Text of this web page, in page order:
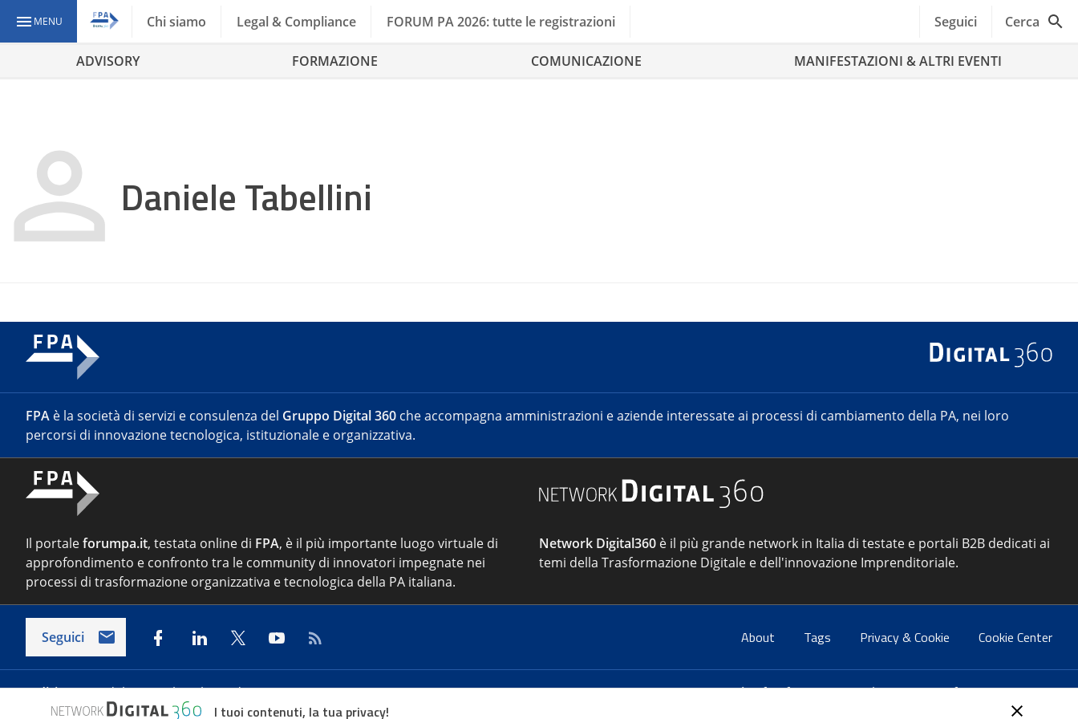
MENU Chi siamo Legal & Compliance FORUM PA 2026: tutte le registrazioni Seguici Cerca
ADVISORY FORMAZIONE COMUNICAZIONE MANIFESTAZIONI & ALTRI EVENTI
Daniele Tabellini
FPA è la società di servizi e consulenza del Gruppo Digital 360 che accompagna amministrazioni e aziende interessate ai processi di cambiamento della PA, nei loro
percorsi di innovazione tecnologica, istituzionale e organizzativa.
Il portaleforumpa.it, testata online di FPA, è il più importante luogo virtuale di
approfondimento e confronto tra le community di innovatori impegnate nei
processi di trasformazione organizzativa e tecnologica della PA italiana.
Network Digital360 è il più grande network in Italia di testate e portali B2B dedicati ai
temi della Trasformazione Digitale e dell'innovazione Imprenditoriale.
Seguici About Tags Privacy & Cookie Cookie Center
Indirizzo:Via del Porto Fluviale 67/d – 00154 Roma Contatti:info@forumpa.it- tel. 06 684251 - fax. 06 68425433
I tuoi contenuti, la tua privacy!